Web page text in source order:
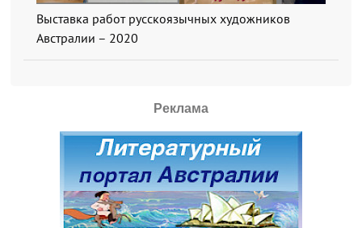
Выставка работ русскоязычных художников
Австралии – 2020
Реклама